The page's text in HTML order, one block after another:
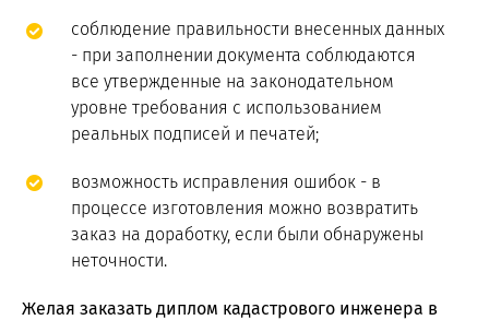
соблюдение правильности внесенных данных
- при заполнении документа соблюдаются
все утвержденные на законодательном
уровне требования с использованием
реальных подписей и печатей;
возможность исправления ошибок - в
процессе изготовления можно возвратить
заказ на доработку, если были обнаружены
неточности.
Желая заказать диплом кадастрового инженера в